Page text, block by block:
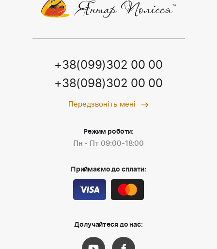
+38(099)302 00 00
+38(098)302 00 00
Передзвоніть мені
Режим роботи:
Пн - Пт 09:00-18:00
Приймаємо до сплати:
Долучайтеся до нас: